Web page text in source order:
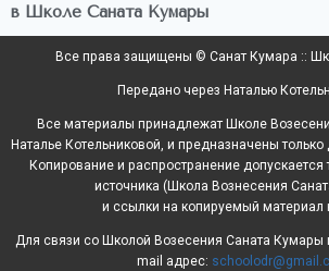
в Школе Саната Кумары
Все права защищены © Санат Кумара ::
Передано через Наталью
Все материалы принадлежат Школе
Наталье Котельниковой, и предназначены только
Копирование и распространение допускается
источника (Школа Вознесения
и ссылки на копируемый материал
Для связи со Школой Возесения Саната Кумары
mail адрес: